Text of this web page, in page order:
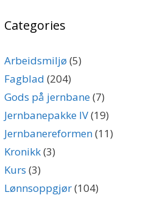
Categories
Arbeidsmiljø (5)
Fagblad (204)
Gods på jernbane(7)
Jernbanepakke IV(19)
Jernbanereformen(11)
Kronikk(3)
Kurs (3)
Lønnsoppgjør(104)